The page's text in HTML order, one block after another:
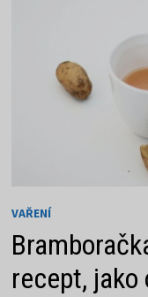
VAŘENÍ
recept, jako